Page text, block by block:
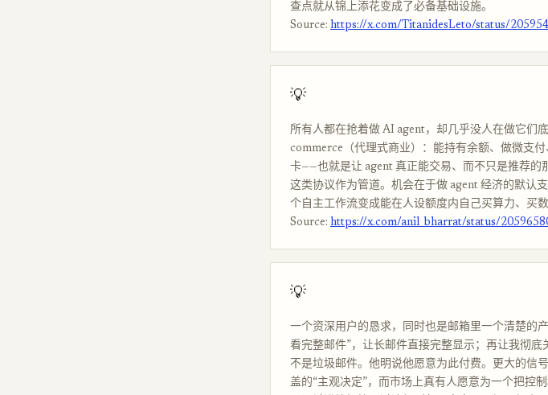
查点就从锦上添花变成了必备基础设施。
Source: https://x.com/TitanidesLeto/status/
💡
所有人都在抢着做 AI agent，却几乎没人在做它们
commerce（代理式商业）：能持有余额、做微支
卡——也就是让 agent 真正能交易、而不只是推荐的
这类协议作为管道。机会在于做 agent 经济的默认
个自主工作流变成能在人设额度内自己买算力、买
Source: https://x.com/anil_bharrat/status/
💡
一个资深用户的恳求，同时也是邮箱里一个清楚的
看完整邮件”，让长邮件直接完整显示；再让我彻
不是垃圾邮件。他明说他愿意为此付费。更大的信
盖的“主观决定”，而市场上真有人愿意为一个把控